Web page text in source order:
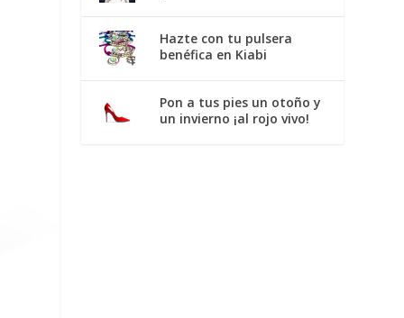
Hazte con tu pulsera
benéfica en Kiabi
Pon a tus pies un otoño y
un invierno ¡al rojo vivo!